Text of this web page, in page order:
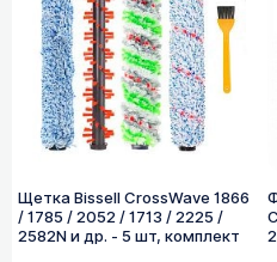
Щетка Bissell CrossWave 1866
/ 1785 / 2052 / 1713 / 2225 /
2582N и др. - 5 шт, комплект